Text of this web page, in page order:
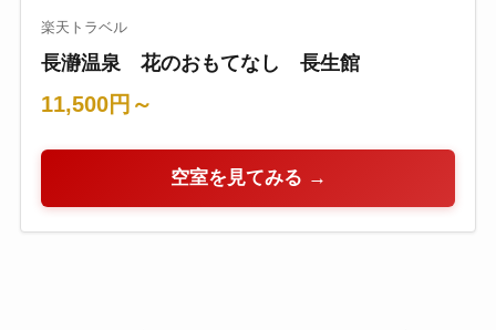
楽天トラベル
長瀞温泉 花のおもてなし 長生館
11,500円～
空室を見てみる →